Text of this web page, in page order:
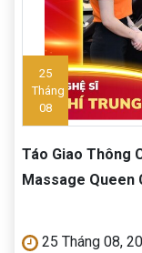
25
Tháng
08
Táo Giao Thông
Massage Queen
25 Tháng 08,